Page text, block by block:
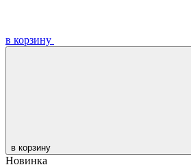
в корзину
в корзину
Новинка